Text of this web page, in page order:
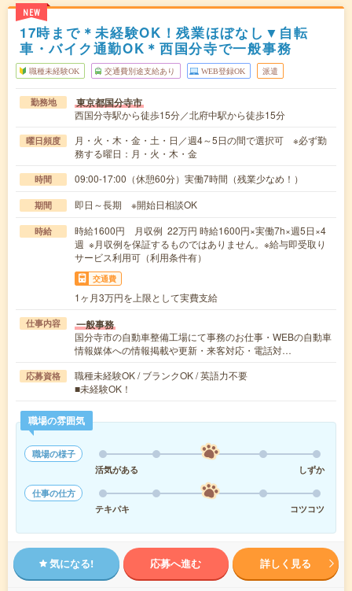
NEW
17時まで＊未経験OK！残業ほぼなし▼自転
車・バイク通勤OK＊西国分寺で一般事務
職種未経験OK 交通費別途支給あり WEB登録OK 派遣
勤務地 東京都国分寺市
西国分寺駅から徒歩15分／北府中駅から徒歩15分
曜日頻度
月・火・木・金・土・日／週4～5日の間で選択可 ※必ず勤
務する曜日：月・火・木・金
時間 09:00-17:00（休憩60分）実働7時間（残業少なめ！）
期間 即日～長期 ※開始日相談OK
時給
時給1600円 月収例 22万円 時給1600円×実働7h×週5日×4
週 ※月収例を保証するものではありません。※給与即受取り
サービス利用可（利用条件有）
交通費
1ヶ月3万円を上限として実費支給
仕事内容 一般事務
国分寺市の自動車整備工場にて事務のお仕事・WEBの自動車
情報媒体への情報掲載や更新・来客対応・電話対…
応募資格
職種未経験OK / ブランクOK / 英語力不要
■未経験OK！
職場の雰囲気
職場の様子
活気がある
しずか
仕事の仕方
テキパキ
コツコツ
気になる! 応募へ進む 詳しく見る